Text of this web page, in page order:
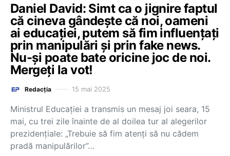
Daniel David: Simt ca o jignire faptul
că cineva gândește că noi, oameni
ai educației, putem să fim influențați
prin manipulări și prin fake news.
Nu-și poate bate oricine joc de noi.
Mergeți la vot!
Redacția 15 mai 2025
Ministrul Educației a transmis un mesaj joi seara, 15
mai, cu trei zile înainte de al doilea tur al alegerilor
prezidențiale: „Trebuie să fim atenți să nu cădem
pradă manipulărilor”…